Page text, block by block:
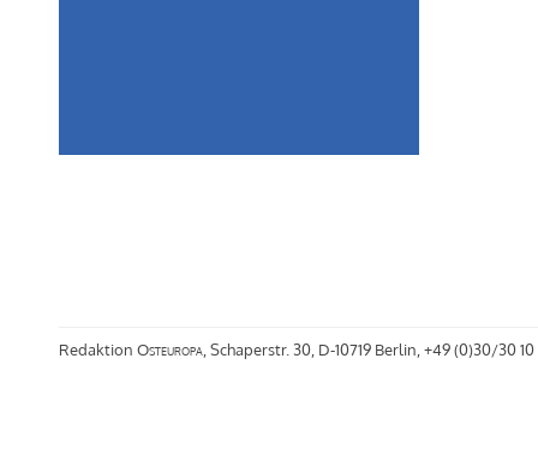
Redaktion Osteuropa, Schaperstr. 30, D-10719 Berlin, +49 (0)30/30